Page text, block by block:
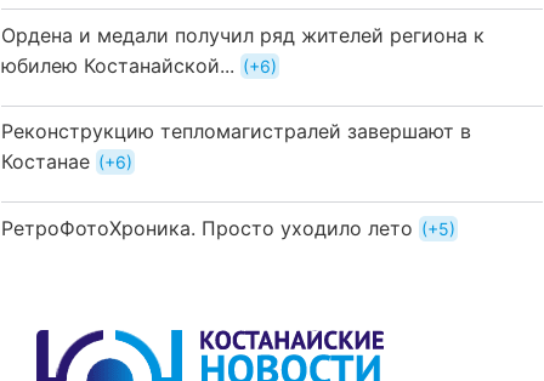
Ордена и медали получил ряд жителей региона к
юбилею Костанайской...
+6
Реконструкцию тепломагистралей завершают в
Костанае
+6
РетроФотоХроника. Просто уходило лето +5